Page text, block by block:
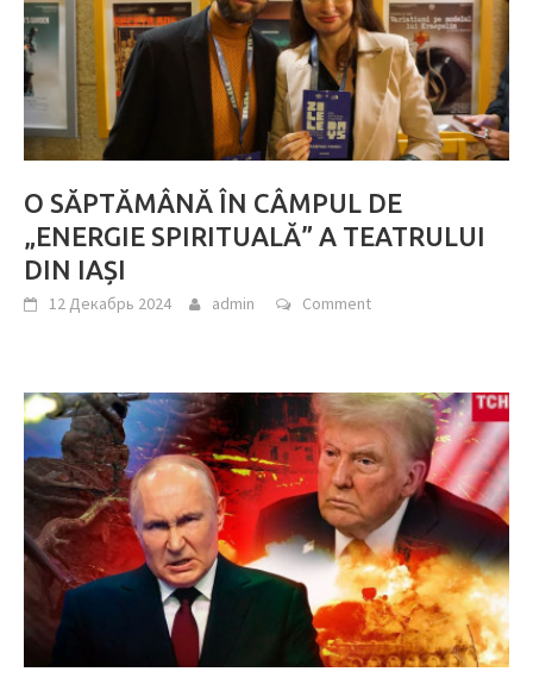
O SĂPTĂMÂNĂ ÎN CÂMPUL DE
„ENERGIE SPIRITUALĂ” A TEATRULUI
DIN IAȘI
12 Декабрь 2024 admin Comment